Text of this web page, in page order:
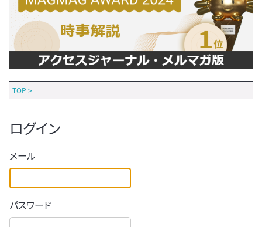
TOP >
ログイン
メール
パスワード